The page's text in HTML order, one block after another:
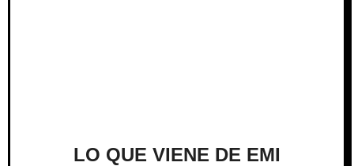
LO QUE VIENE DE EMI